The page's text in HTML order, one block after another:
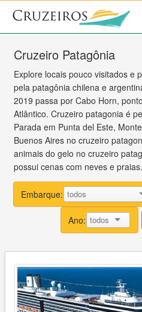
Cruzeiro Patagônia
Explore locais pouco visitados e
pela patagônia chilena e
2019 passa por Cabo Horn,
Atlântico. Cruzeiro patagonia é
Parada em Punta del Este,
Buenos Aires no cruzeiro
animais do gelo no cruzeiro
possui cenas com neves e praias.
Embarque:
Ano: